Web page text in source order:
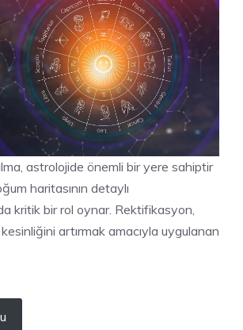
astrolojide önemli bir yere sahiptir
haritasının detaylı
kritik bir rol oynar. Rektifikasyon,
artırmak amacıyla uygulanan